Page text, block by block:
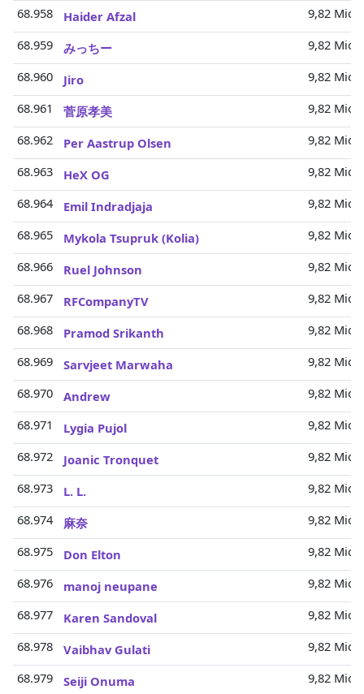
68.958 Haider Afzal
9,82 Mio.
68.959
みっちー
9,82 Mio.
68.960
Jiro
9,82 Mio.
68.961
菅原孝美
9,82 Mio.
68.962
Per Aastrup Olsen
9,82 Mio.
68.963
HeX OG
9,82 Mio.
68.964
Emil Indradjaja
9,82 Mio.
68.965
Mykola Tsupruk (Kolia)
9,82 Mio.
68.966
Ruel Johnson
9,82 Mio.
68.967
RFCompanyTV
9,82 Mio.
68.968
Pramod Srikanth
9,82 Mio.
68.969
Sarvjeet Marwaha
9,82 Mio.
68.970
Andrew
9,82 Mio.
68.971
Lygia Pujol
9,82 Mio.
68.972
Joanic Tronquet
9,82 Mio.
68.973
L. L.
9,82 Mio.
68.974
麻奈
9,82 Mio.
68.975
Don Elton
9,82 Mio.
68.976
manoj neupane
9,82 Mio.
68.977
Karen Sandoval
9,82 Mio.
68.978
Vaibhav Gulati
9,82 Mio.
68.979
Seiji Onuma
9,82 Mio.